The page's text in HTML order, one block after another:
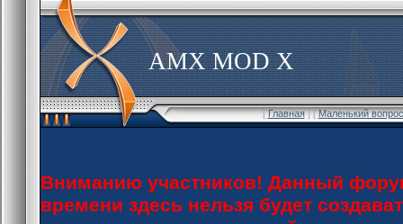
AMX MOD X
[Главная] [Маленький
Вниманию участников! Данный
времени здесь нельзя будет